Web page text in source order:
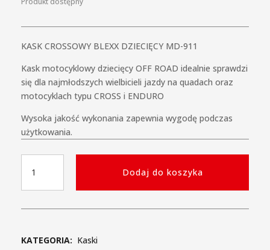
KASK CROSSOWY BLEXX DZIECIĘCY MD-911
Kask motocyklowy dziecięcy OFF ROAD idealnie sprawdzi
się dla najmłodszych wielbicieli jazdy na quadach oraz
motocyklach typu CROSS i ENDURO
Wysoka jakość wykonania zapewnia wygodę podczas
użytkowania.
Kask
Crossowy
911
Dodaj do koszyka
KATEGORIA: Kaski